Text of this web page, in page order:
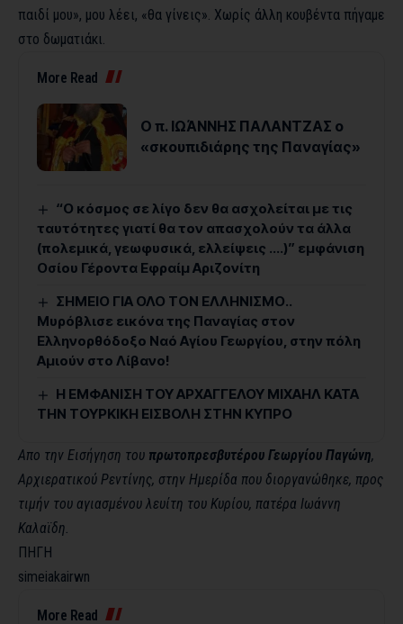
παιδί μου», μου λέει, «θα γίνεις». Χωρίς άλλη κουβέντα πήγαμε
στο δωματιάκι.
More Read
Ο π. ΙΩΆΝΝΗΣ ΠΑΛΑΝΤΖΑΣ ο
«σκουπιδιάρης της Παναγίας»
“Ο κόσμος σε λίγο δεν θα ασχολείται με τις
ταυτότητες γιατί θα τον απασχολούν τα άλλα
(πολεμικά, γεωφυσικά, ελλείψεις ….)” εμφάνιση
Οσίου Γέροντα Εφραίμ Αριζονίτη
ΣΗΜΕΙΟ ΓΙΑ ΟΛΟ ΤΟΝ ΕΛΛΗΝΙΣΜΟ..
Μυρόβλισε εικόνα της Παναγίας στον
Ελληνορθόδοξο Ναό Αγίου Γεωργίου, στην πόλη
Αμιούν στο Λίβανο!
Η ΕΜΦΑΝΙΣΗ ΤΟΥ ΑΡΧΑΓΓΕΛΟΥ ΜΙΧΑΗΛ ΚΑΤΑ
ΤΗΝ ΤΟΥΡΚΙΚΗ ΕΙΣΒΟΛΗ ΣΤΗΝ ΚΥΠΡΟ
Απο την Εισήγηση του πρωτοπρεσβυτέρου Γεωργίου Παγώνη,
Αρχιερατικού Ρεντίνης, στην Ημερίδα που διοργανώθηκε, προς
τιμήν του αγιασμένου λευίτη του Κυρίου, πατέρα Ιωάννη
Καλαϊδη.
ΠΗΓΗ
simeiakairwn
More Read